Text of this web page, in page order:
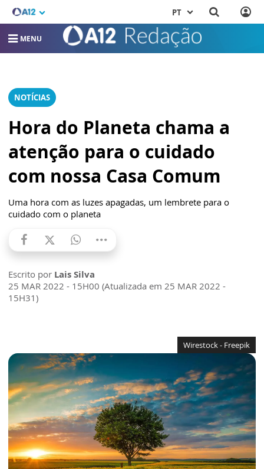
PT
MENU
NOTÍCIAS
Hora do Planeta chama a
atenção para o cuidado
com nossa Casa Comum
Uma hora com as luzes apagadas, um lembrete para o
cuidado com o planeta
Escrito por Lais Silva
25 MAR 2022 - 15H00 (Atualizada em 25 MAR 2022 -
15H31)
Wirestock - Freepik